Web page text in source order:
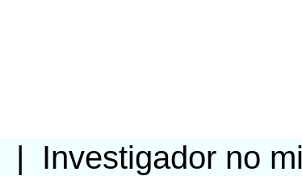
| Investigador no